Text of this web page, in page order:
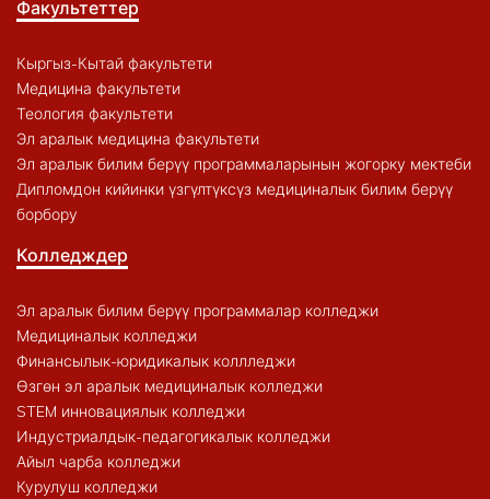
Факультеттер
Кыргыз-Кытай факультети
Медицина факультети
Теология факультети
Эл аралык медицина факультети
Эл аралык билим берүү программаларынын жогорку мектеби
Дипломдон кийинки үзгүлтүксүз медициналык билим берүү
борбору
Колледждер
Эл аралык билим берүү программалар колледжи
Медициналык колледжи
Финансылык-юридикалык коллледжи
Өзгөн эл аралык медициналык колледжи
STEM инновациялык колледжи
Индустриалдык-педагогикалык колледжи
Айыл чарба колледжи
Курулуш колледжи